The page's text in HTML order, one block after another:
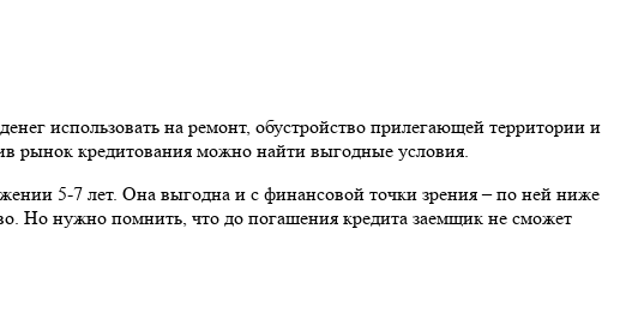
использовать на ремонт, обустройство прилегающей территории и
рынок кредитования можно найти выгодные условия.
5-7 лет. Она выгодна и с финансовой точки зрения – по ней ниже
Но нужно помнить, что до погашения кредита заемщик не сможет